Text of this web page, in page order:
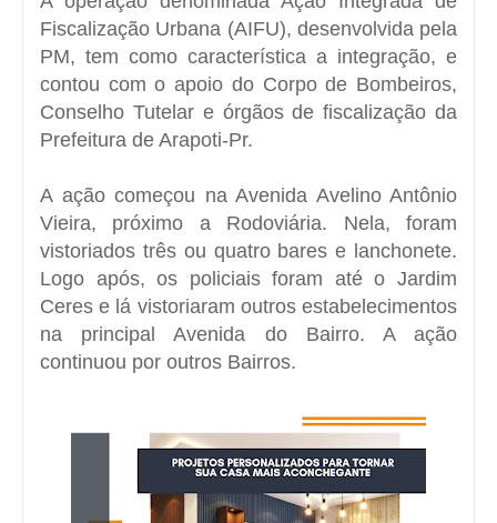
Fiscalização Urbana (AIFU), desenvolvida pela
PM, tem como característica a integração, e
contou com o apoio do Corpo de Bombeiros,
Conselho Tutelar e órgãos de fiscalização da
Prefeitura de Arapoti-Pr.
A ação começou na Avenida Avelino Antônio
Vieira, próximo a Rodoviária. Nela, foram
vistoriados três ou quatro bares e lanchonete.
Logo após, os policiais foram até o Jardim
Ceres e lá vistoriaram outros estabelecimentos
na principal Avenida do Bairro. A ação
continuou por outros Bairros.